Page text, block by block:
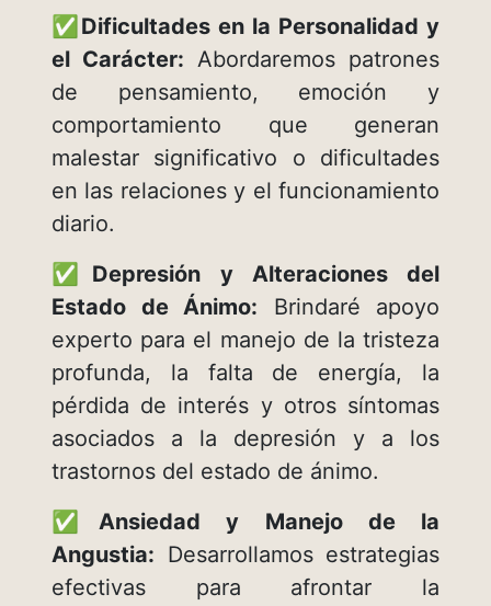
✅ Dificultades en la Personalidad y
el Carácter: Abordaremos patrones
de pensamiento, emoción y
comportamiento que generan
malestar significativo o dificultades
en las relaciones y el funcionamiento
diario.
✅ Depresión y Alteraciones del
Estado de Ánimo: Brindaré apoyo
experto para el manejo de la tristeza
profunda, la falta de energía, la
pérdida de interés y otros síntomas
asociados a la depresión y a los
trastornos del estado de ánimo.
✅Ansiedad y Manejo de la
Angustia: Desarrollamos estrategias
efectivas para afrontar la